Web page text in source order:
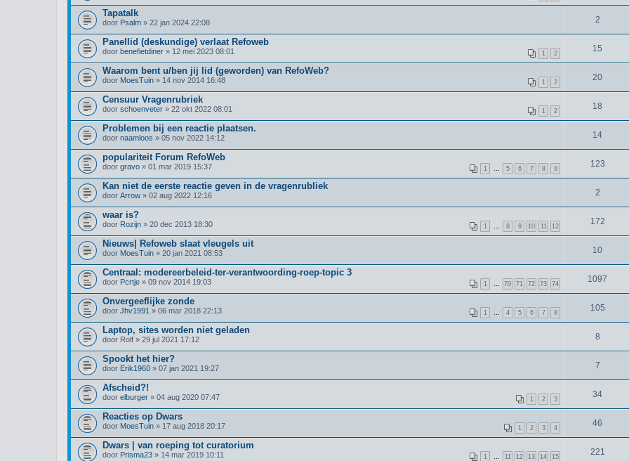
Tapatalk
door Psalm » 22 jan 2024 22:08 2
Panellid (deskundige) verlaat Refoweb
1 2
door benefietdiner » 12 mei 2023 08:01 15
Waarom bent u/ben jij lid (geworden) van RefoWeb?
1 2
door MoesTuin » 14 nov 2014 16:48 20
Censuur Vragenrubriek
1 2
door schoenveter » 22 okt 2022 08:01 18
Problemen bij een reactie plaatsen.
door naamloos » 05 nov 2022 14:12 14
populariteit Forum RefoWeb
1 … 5 6 7 8 9
door gravo » 01 mar 2019 15:37 123
Kan niet de eerste reactie geven in de vragenrubliek
door Arrow » 02 aug 2022 12:16 2
waar is?
1 … 8 9 10 11 12
door Rozijn » 20 dec 2013 18:30 172
Nieuws| Refoweb slaat vleugels uit
door MoesTuin » 20 jan 2021 08:53 10
Centraal: modereerbeleid-ter-verantwoording-roep-topic 3
1 … 70 71 72 73 74
door Pcrtje » 09 nov 2014 19:03 1097
Onvergeeflijke zonde
1 … 4 5 6 7 8
door Jhv1991 » 06 mar 2018 22:13 105
Laptop, sites worden niet geladen
door Rolf » 29 jul 2021 17:12 8
Spookt het hier?
door Erik1960 » 07 jan 2021 19:27 7
Afscheid?!
1 2 3
door elburger » 04 aug 2020 07:47 34
Reacties op Dwars
1 2 3 4
door MoesTuin » 17 aug 2018 20:17 46
Dwars | van roeping tot curatorium
1 … 11 12 13 14 15
door Prisma23 » 14 mar 2019 10:11 221